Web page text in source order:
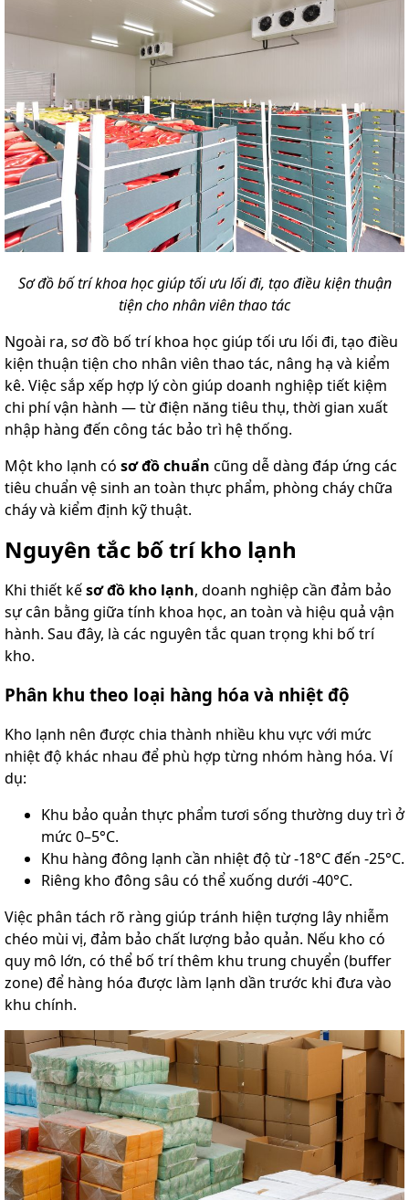
Sơ đồ bố trí khoa học giúp tối ưu lối đi, tạo điều kiện thuận
tiện cho nhân viên thao tác
Ngoài ra, sơ đồ bố trí khoa học giúp tối ưu lối đi, tạo điều
kiện thuận tiện cho nhân viên thao tác, nâng hạ và kiểm
kê. Việc sắp xếp hợp lý còn giúp doanh nghiệp tiết kiệm
chi phí vận hành — từ điện năng tiêu thụ, thời gian xuất
nhập hàng đến công tác bảo trì hệ thống.
Một kho lạnh có sơ đồ chuẩn cũng dễ dàng đáp ứng các
tiêu chuẩn vệ sinh an toàn thực phẩm, phòng cháy chữa
cháy và kiểm định kỹ thuật.
Nguyên tắc bố trí kho lạnh
Khi thiết kếsơ đồ kho lạnh, doanh nghiệp cần đảm bảo
sự cân bằng giữa tính khoa học, an toàn và hiệu quả vận
hành. Sau đây, là các nguyên tắc quan trọng khi bố trí
kho.
Phân khu theo loại hàng hóa và nhiệt độ
Kho lạnh nên được chia thành nhiều khu vực với mức
nhiệt độ khác nhau để phù hợp từng nhóm hàng hóa. Ví
dụ:
Khu bảo quản thực phẩm tươi sống thường duy trì ở
mức 0–5°C.
Khu hàng đông lạnh cần nhiệt độ từ -18°C đến -25°C.
Riêng kho đông sâu có thể xuống dưới -40°C.
Việc phân tách rõ ràng giúp tránh hiện tượng lây nhiễm
chéo mùi vị, đảm bảo chất lượng bảo quản. Nếu kho có
quy mô lớn, có thể bố trí thêm khu trung chuyển (buffer
zone) để hàng hóa được làm lạnh dần trước khi đưa vào
khu chính.